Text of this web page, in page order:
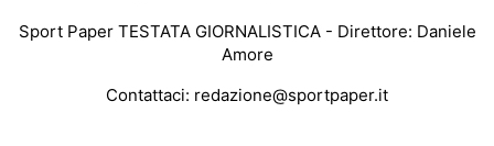
Sport Paper TESTATA GIORNALISTICA - Direttore: Daniele
Amore
Contattaci: redazione@sportpaper.it